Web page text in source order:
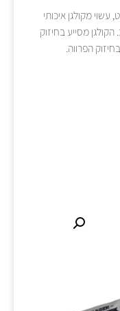
מקולגן איכותי
מסייע בחיזוק
הפרווה.